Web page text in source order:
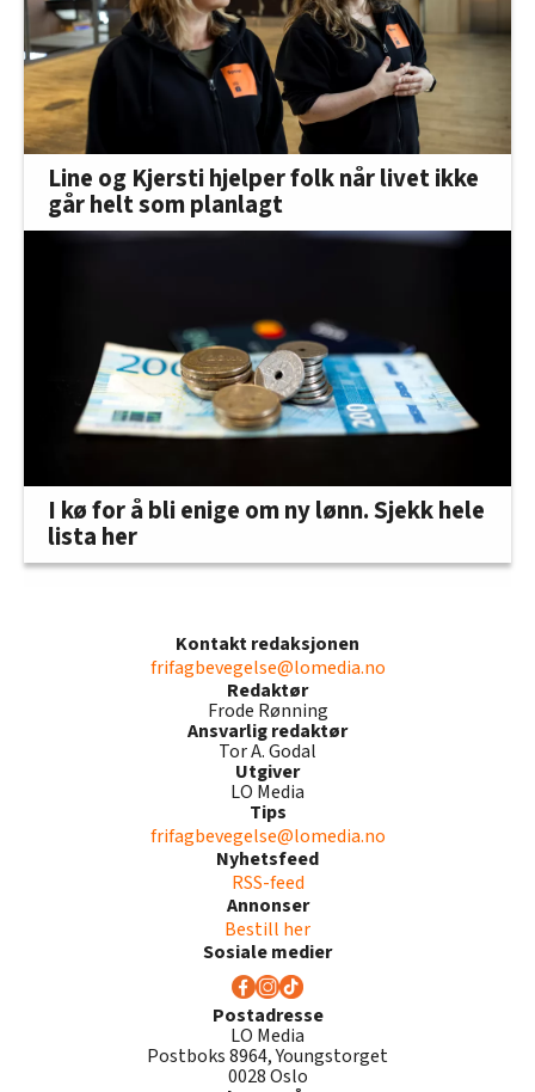
Line og Kjersti hjelper folk når livet ikke
går helt som planlagt
I kø for å bli enige om ny lønn. Sjekk hele
lista her
Kontakt redaksjonen
frifagbevegelse@lomedia.no
Redaktør
Frode Rønning
Ansvarlig redaktør
Tor A. Godal
Utgiver
LO Media
Tips
frifagbevegelse@lomedia.no
Nyhetsfeed
RSS-feed
Annonser
Bestill her
Sosiale medier
Postadresse
LO Media
Postboks 8964, Youngstorget
0028 Oslo